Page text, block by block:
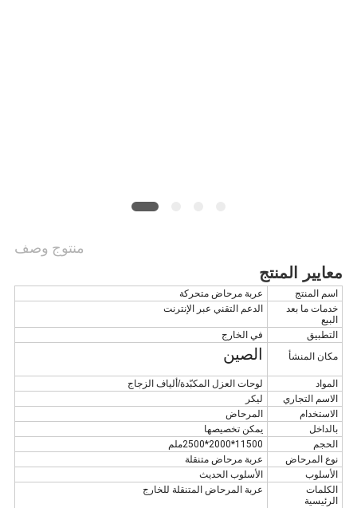
منتوج وصف
معايير المنتج
اسم المنتج
عربة مرحاض متحركة
خدمات ما بعد
البيع
الدعم التقني عبر الإنترنت
التطبيق
في الخارج
مكان المنشأ
الصين
المواد
لوحات العزل المكبّدة/ألياف الزجاج
الاسم التجاري
ليكر
الاستخدام
المرحاض
بالداخل
يمكن تخصيصها
الحجم
11500*2000*2500ملم
نوع المرحاض
عربة مرحاض متنقلة
الأسلوب
الأسلوب الحديث
الكلمات
الرئيسية
عربة المرحاض المتنقلة للخارج